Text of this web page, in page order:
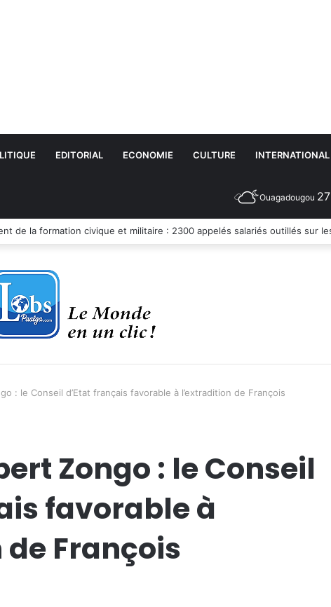
EDITORIAL ECONOMIE CULTURE INTERNATIONAL
Ouagadougou 27
: le Conseil d’Etat français favorable à l’extradition de François
Zongo : le Conseil
favorable à
François